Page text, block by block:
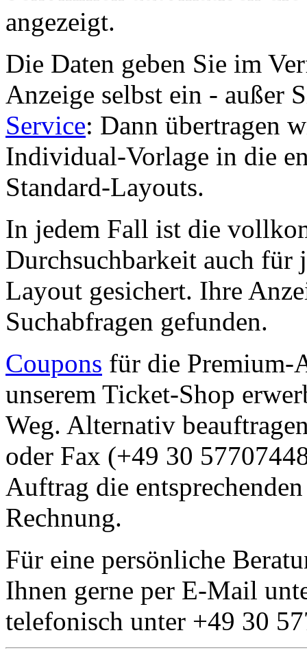
angezeigt.
Die Daten geben Sie im
Anzeige selbst ein - außer
Service: Dann übertragen
Individual-Vorlage in die
Standard-Layouts.
In jedem Fall ist die
Durchsuchbarkeit auch
Layout gesichert. Ihre
Suchabfragen gefunden.
Coupons für die Premium-
unserem Ticket-Shop
Weg. Alternativ
oder Fax (+49 30
Auftrag die
Rechnung.
Für eine persönliche
Ihnen gerne per E-Mail
telefonisch unter +49 30